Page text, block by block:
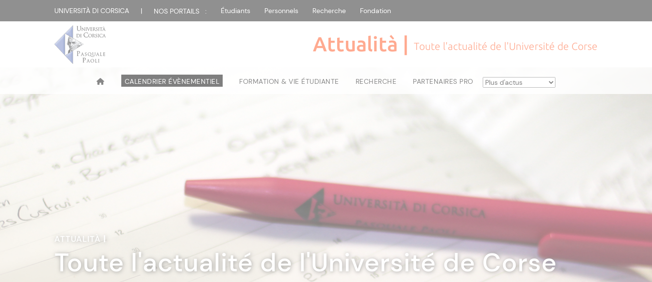
UNIVERSITÀ DI CORSICA | NOS PORTAILS : Étudiants Personnels Recherche Fondation
Attualità | Toute l'actualité de l'Université de Corse
CALENDRIER ÉVÈNEMENTIEL FORMATION & VIE ÉTUDIANTE RECHERCHE PARTENAIRES PRO
ATTUALITÀ|
Toute l'actualité de l'Université de Corse